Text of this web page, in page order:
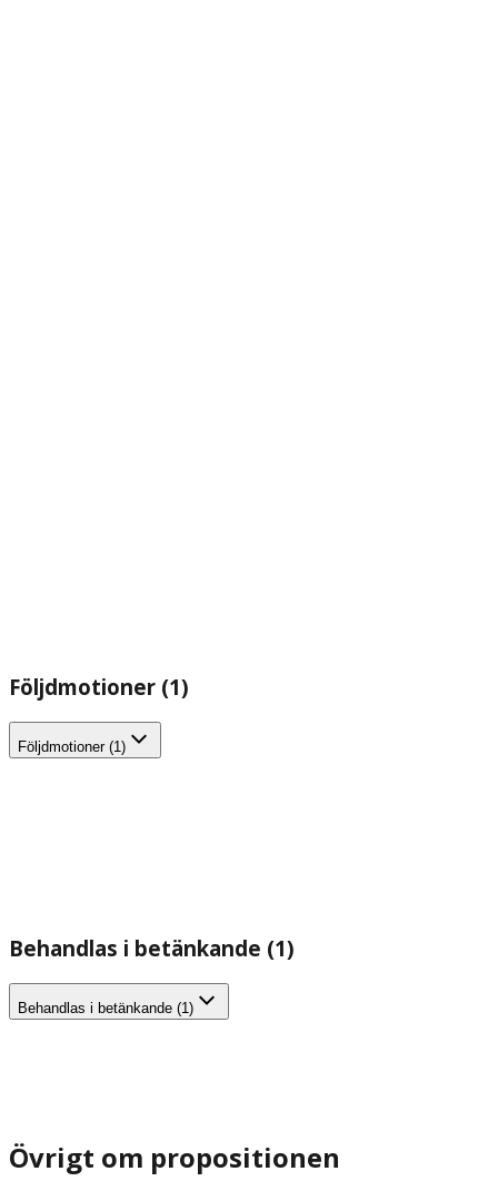
Följdmotioner (1)
Följdmotioner (1)
Behandlas i betänkande (1)
Behandlas i betänkande (1)
Övrigt om propositionen